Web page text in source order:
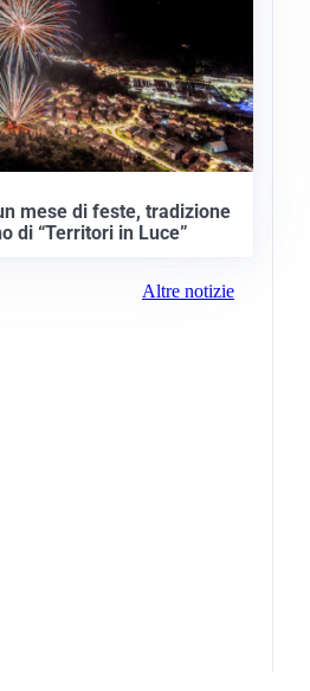
mese di feste, tradizione
di “Territori in Luce”
Altre notizie